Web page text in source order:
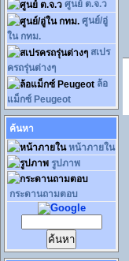
ศูนย์ ต.จ.ว
ศูนย์/อู่
ใน กทม.
สเปร
ครถรุ่นต่างๆ
ล้อ
แม็กซ์ Peugeot
ค้นหา
หน้าภายใน
รูปภาพ
กระดานถามตอบ